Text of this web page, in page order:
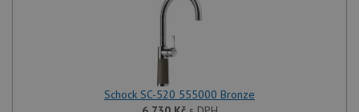
Schock SC-520 555000 Bronze